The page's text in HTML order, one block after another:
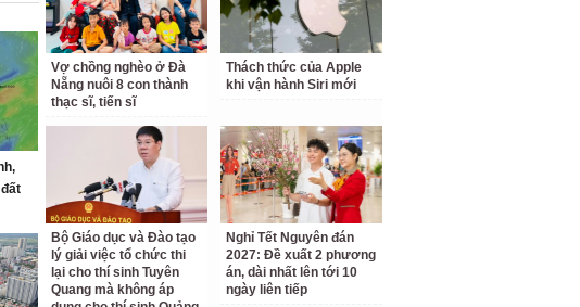
Vợ chồng nghèo ở Đà
Nẵng nuôi 8 con thành
thạc sĩ, tiến sĩ
Thách thức của Apple
khi vận hành Siri mới
Bộ Giáo dục và Đào tạo
lý giải việc tổ chức thi
lại cho thí sinh Tuyên
Quang mà không áp
Nghỉ Tết Nguyên đán
2027: Đề xuất 2 phương
án, dài nhất lên tới 10
ngày liên tiếp